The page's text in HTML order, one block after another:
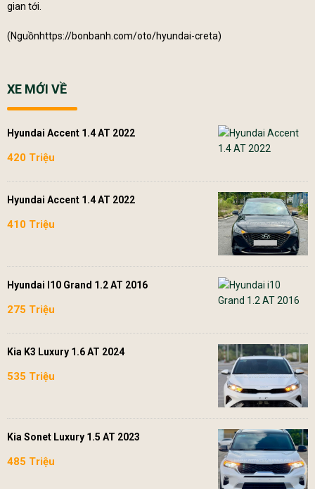
gian tới.
(Nguồnhttps://bonbanh.com/oto/hyundai-creta)
XE MỚI VỀ
Hyundai Accent 1.4 AT 2022
420 Triệu
Hyundai Accent 1.4 AT 2022
410 Triệu
Hyundai I10 Grand 1.2 AT 2016
275 Triệu
Kia K3 Luxury 1.6 AT 2024
535 Triệu
Kia Sonet Luxury 1.5 AT 2023
485 Triệu